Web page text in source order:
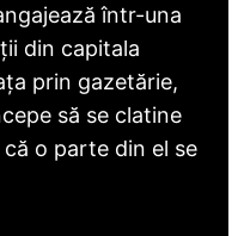
într-una
din capitala
prin gazetărie,
să se clatine
o parte din el se